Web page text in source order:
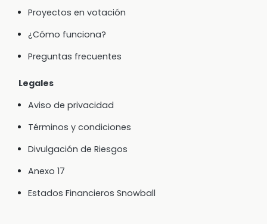
Proyectos en votación
¿Cómo funciona?
Preguntas frecuentes
Legales
Aviso de privacidad
Términos y condiciones
Divulgación de Riesgos
Anexo 17
Estados Financieros Snowball